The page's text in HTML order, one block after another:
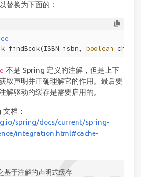
替换为下面的：
findBook(ISBN isbn, boolean
不是 Spring 定义的注解，但是上下
取声明并正确理解它的作用。最后要
解驱动的缓存是需要启用的。
档：
spring/docs/current/spring-
integration.html#cache-
基于注解的声明式缓存